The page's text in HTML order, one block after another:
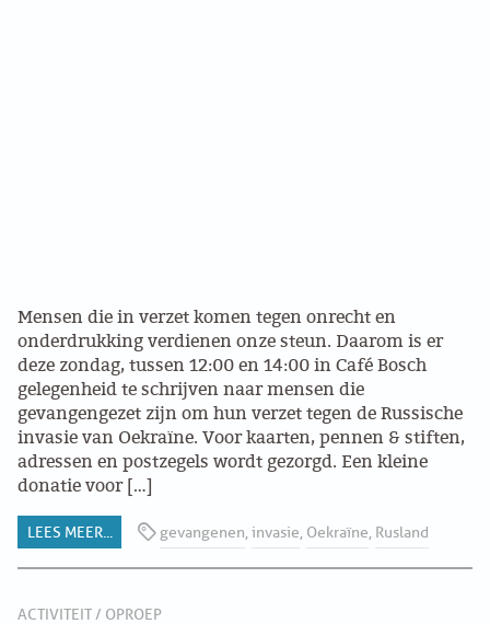
CODE ZWART
FREE JOCK PALFREEMAN
BUITEN DE ORDE
WEBSITE
Mensen die in verzet komen tegen onrecht en
onderdrukking verdienen onze steun. Daarom is er
deze zondag, tussen 12:00 en 14:00 in Café Bosch
gelegenheid te schrijven naar mensen die
gevangengezet zijn om hun verzet tegen de Russische
invasie van Oekraïne. Voor kaarten, pennen & stiften,
adressen en postzegels wordt gezorgd. Een kleine
donatie voor […]
LEES MEER... gevangenen,invasie, Oekraïne, Rusland
ACTIVITEIT/ OPROEP